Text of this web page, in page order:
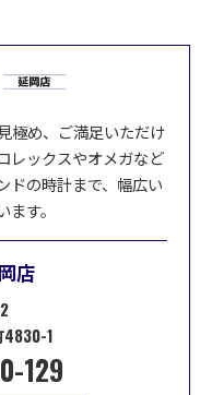
極め、ご満足いただけ
レックスやオメガなど
ドの時計まで、幅広い
す。
店
4830-1
129